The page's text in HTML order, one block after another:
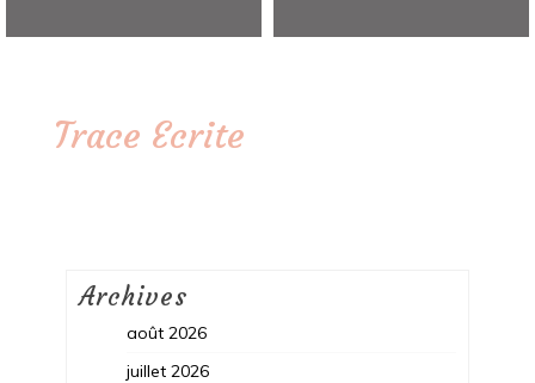
Trace Ecrite
Archives
août 2026
juillet 2026